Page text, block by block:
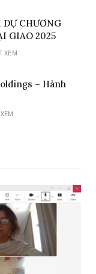
CHƯƠNG
GIAO 2025
XEM
– Hành
XEM